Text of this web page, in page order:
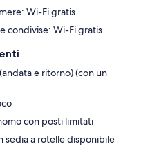
Wi-Fi gratis
condivise: Wi-Fi gratis
e ritorno) (con un
con posti limitati
sedia a rotelle disponibile